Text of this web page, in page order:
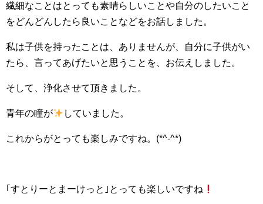
繊細なことはとっても素晴らしいことや自分のしたいこと
をどんどんしたら良いことなどをお話しました。
私は子供を持ったことは、ありませんが、自分に子供がい
たら、言ってあげたいと思うことを、お伝えしました。
そして、浄化させて頂きました。
青年の瞳が していました。
これからがとっても楽しみですね。(*^-^*)
｢すとりーとまーけっと｣とっても楽しいですね